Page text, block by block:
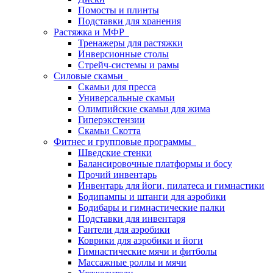
Помосты и плинты
Подставки для хранения
Растяжка и МФР
Тренажеры для растяжки
Инверсионные столы
Стрейч-системы и рамы
Силовые скамьи
Скамьи для пресса
Универсальные скамьи
Олимпийские скамьи для жима
Гиперэкстензии
Скамьи Скотта
Фитнес и групповые программы
Шведские стенки
Балансировочные платформы и босу
Прочий инвентарь
Инвентарь для йоги, пилатеса и гимнастики
Бодипампы и штанги для аэробики
Бодибары и гимнастические палки
Подставки для инвентаря
Гантели для аэробики
Коврики для аэробики и йоги
Гимнастические мячи и фитболы
Массажные роллы и мячи